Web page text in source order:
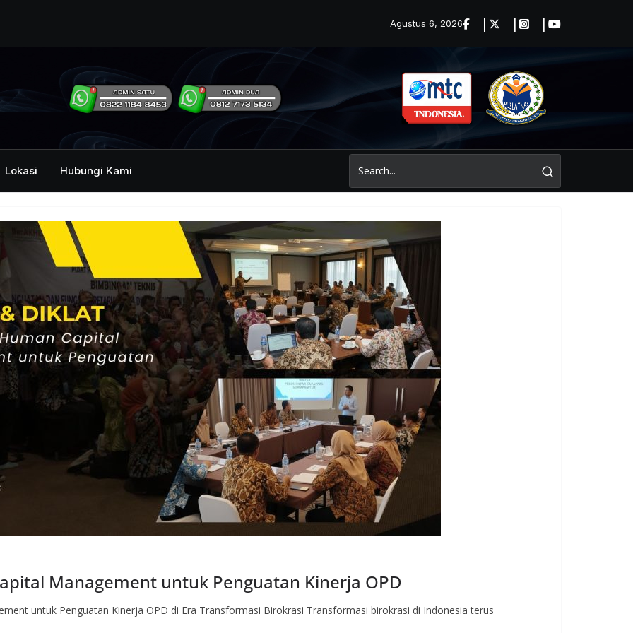
Acara
dan Kehumasan
Agustus 6, 2026
Lokasi Hubungi Kami
Management untuk Penguatan Kinerja OPD
untuk Penguatan Kinerja OPD di Era Transformasi Birokrasi Transformasi birokrasi di Indonesia terus